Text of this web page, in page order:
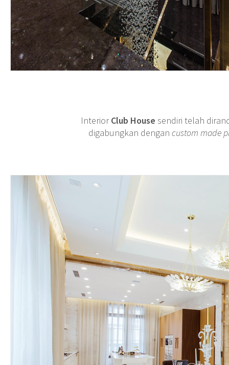
InteriorClub House sendiri telah
digabungkan dengan custom made